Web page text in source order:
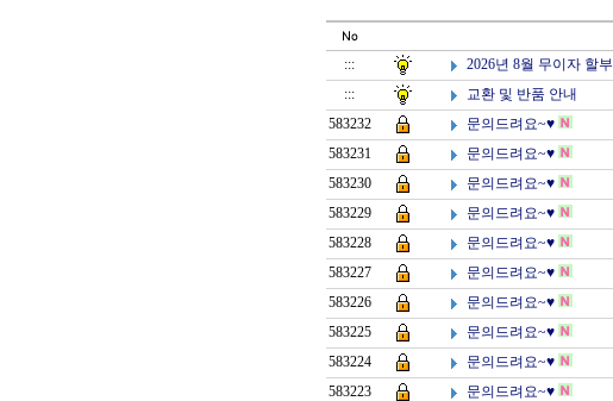
::: 2026년 8월 무이자 할부
:::
교환 및 반품 안내
583232
문의드려요~♥
583231
문의드려요~♥
583230
문의드려요~♥
583229
문의드려요~♥
583228
문의드려요~♥
583227
문의드려요~♥
583226
문의드려요~♥
583225
문의드려요~♥
583224
문의드려요~♥
583223
문의드려요~♥